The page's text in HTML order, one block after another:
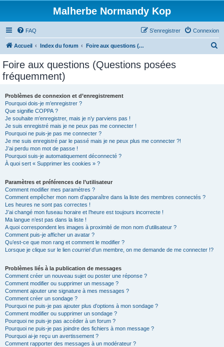
Malherbe Normandy Kop
FAQ Connexion
S’enregistrer
Accueil Index du forum Foire aux questions (Questions posées fréquemment)
Foire aux questions (Questions posées
fréquemment)
Problèmes de connexion et d’enregistrement
Pourquoi dois-je m’enregistrer ?
Que signifie COPPA ?
Je souhaite m’enregistrer, mais je n’y parviens pas !
Je suis enregistré mais je ne peux pas me connecter !
Pourquoi ne puis-je pas me connecter ?
Je me suis enregistré par le passé mais je ne peux plus me connecter ?!
J’ai perdu mon mot de passe !
Pourquoi suis-je automatiquement déconnecté ?
À quoi sert « Supprimer les cookies » ?
Paramètres et préférences de l’utilisateur
Comment modifier mes paramètres ?
Comment empêcher mon nom d’apparaître dans la liste des membres connectés ?
Les heures ne sont pas correctes !
J’ai changé mon fuseau horaire et l’heure est toujours incorrecte !
Ma langue n’est pas dans la liste !
A quoi correspondent les images à proximité de mon nom d’utilisateur ?
Comment puis-je afficher un avatar ?
Qu’est-ce que mon rang et comment le modifier ?
Lorsque je clique sur le lien courrield’un membre, on me demande de me connecter !?
Problèmes liés à la publication de messages
Comment créer un nouveau sujet ou poster une réponse ?
Comment modifier ou supprimer un message ?
Comment ajouter une signature à mes messages ?
Comment créer un sondage ?
Pourquoi ne puis-je pas ajouter plus d’options à mon sondage ?
Comment modifier ou supprimer un sondage ?
Pourquoi ne puis-je pas accéder à un forum ?
Pourquoi ne puis-je pas joindre des fichiers à mon message ?
Pourquoi ai-je reçu un avertissement ?
Comment rapporter des messages à un modérateur ?